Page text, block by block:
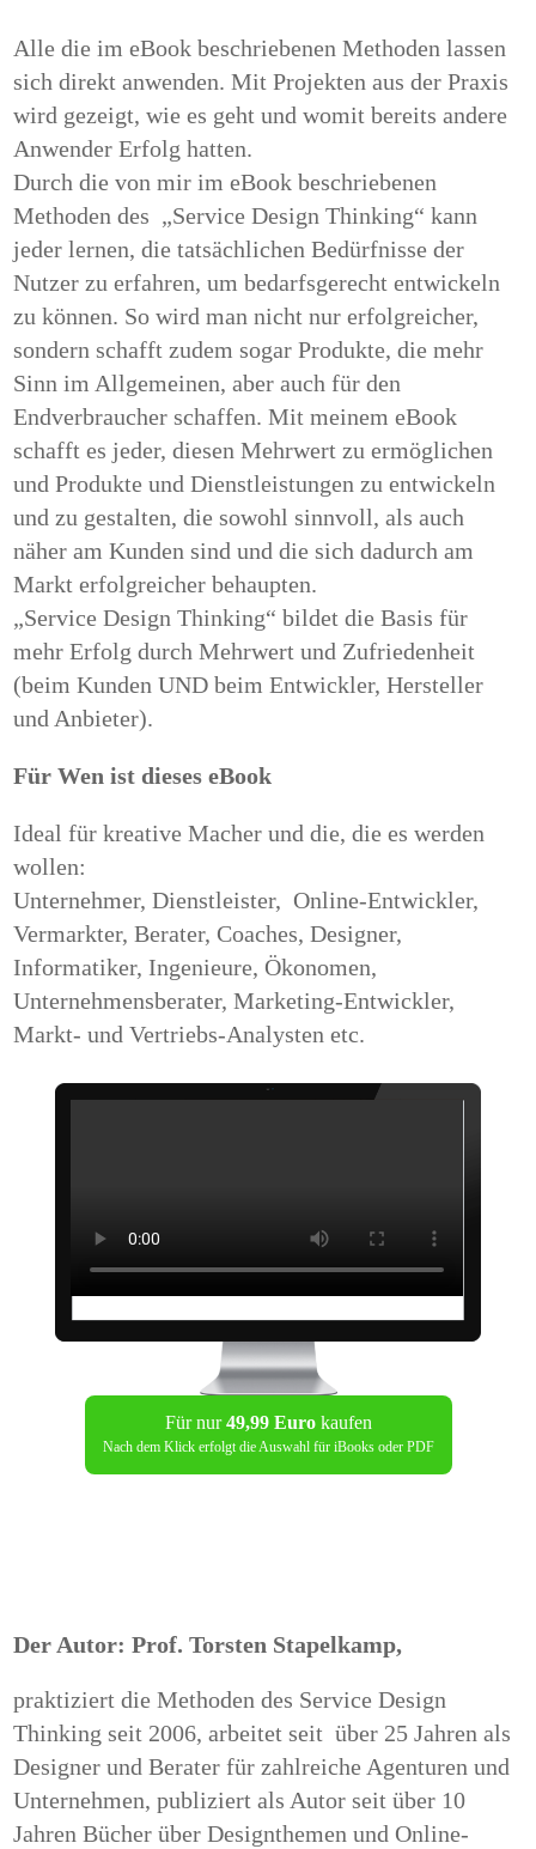
Alle die im eBook beschriebenen Methoden lassen
sich direkt anwenden. Mit Projekten aus der Praxis
wird gezeigt, wie es geht und womit bereits andere
Anwender Erfolg hatten.
Durch die von mir im eBook beschriebenen
Methoden des „Service Design Thinking“ kann
jeder lernen, die tatsächlichen Bedürfnisse der
Nutzer zu erfahren, um bedarfsgerecht entwickeln
zu können. So wird man nicht nur erfolgreicher,
sondern schafft zudem sogar Produkte, die mehr
Sinn im Allgemeinen, aber auch für den
Endverbraucher schaffen. Mit meinem eBook
schafft es jeder, diesen Mehrwert zu ermöglichen
und Produkte und Dienstleistungen zu entwickeln
und zu gestalten, die sowohl sinnvoll, als auch
näher am Kunden sind und die sich dadurch am
Markt erfolgreicher behaupten.
„Service Design Thinking“ bildet die Basis für
mehr Erfolg durch Mehrwert und Zufriedenheit
(beim Kunden UND beim Entwickler, Hersteller
und Anbieter).
Für Wen ist dieses eBook
Ideal für kreative Macher und die, die es werden
wollen:
Unternehmer, Dienstleister, Online-Entwickler,
Vermarkter, Berater, Coaches, Designer,
Informatiker, Ingenieure, Ökonomen,
Unternehmensberater, Marketing-Entwickler,
Markt- und Vertriebs-Analysten etc.
Für nur49,99 Eurokaufen
Nach dem Klick erfolgt die Auswahl für iBooks oder PDF
Der Autor: Prof. Torsten Stapelkamp,
praktiziert die Methoden des Service Design
Thinking seit 2006, arbeitet seit über 25 Jahren als
Designer und Berater für zahlreiche Agenturen und
Unternehmen, publiziert als Autor seit über 10
Jahren Bücher über Designthemen und Online-